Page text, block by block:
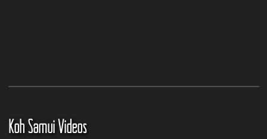
Koh Samui Videos